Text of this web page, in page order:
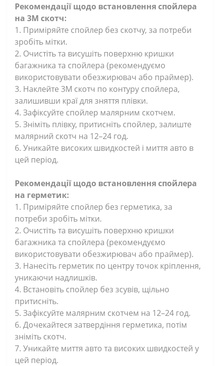
Рекомендації щодо встановлення спойлера
на 3М скотч:
1. Приміряйте спойлер без скотчу, за потреби
зробіть мітки.
2. Очистіть та висушіть поверхню кришки
багажника та спойлера (рекомендуємо
використовувати обезжирювач або праймер).
3. Наклейте 3М скотч по контуру спойлера,
залишивши краї для зняття плівки.
4. Зафіксуйте спойлер малярним скотчем.
5. Зніміть плівку, притисніть спойлер, залиште
малярний скотч на 12–24 год.
6. Уникайте високих швидкостей і миття авто в
цей період.
Рекомендації щодо встановлення спойлера
на герметик:
1. Приміряйте спойлер без герметика, за
потреби зробіть мітки.
2. Очистіть та висушіть поверхню кришки
багажника та спойлера (рекомендуємо
використовувати обезжирювач або праймер).
3. Нанесіть герметик по центру точок кріплення,
уникаючи надлишків.
4. Встановіть спойлер без зсувів, щільно
притисніть.
5. Зафіксуйте малярним скотчем на 12–24 год.
6. Дочекайтеся затвердіння герметика, потім
зніміть скотч.
7. Уникайте миття авто та високих швидкостей у
цей період.